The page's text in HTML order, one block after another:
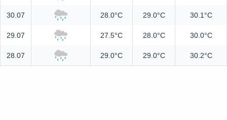
30.07 28.0°C 29.0°C 30.1°C
29.07 27.5°C 28.0°C 30.0°C
28.07 29.0°C 29.0°C 30.2°C